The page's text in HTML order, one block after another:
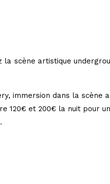
scène artistique
immersion dans la scène
120€ et 200€ la nuit pour